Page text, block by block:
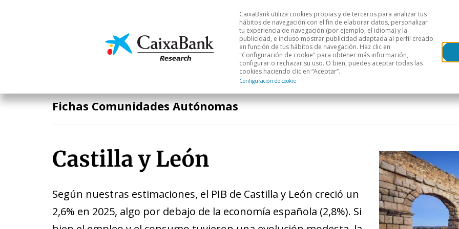
Economía y mercados Análisis sectorial Áreas geográficas
CaixaBank utiliza cookies propias y de terceros para analizar tus
hábitos de navegación con el fin de elaborar datos, personalizar
tu experiencia de navegación (por ejemplo, el idioma) y la
publicidad, e incluso mostrar publicidad adaptada al perfil creado
en función de tus hábitos de navegación. Haz clic en
"Configuración de cookie" para obtener más información,
configurar o rechazar su uso. O bien, puedes aceptar todas las
cookies haciendo clic en “Aceptar”.
Configuración de cookie
Fichas Comunidades Autónomas
Castilla y León
Según nuestras estimaciones, el PIB de Castilla y León creció un
2,6% en 2025, algo por debajo de la economía española (2,8%). Si